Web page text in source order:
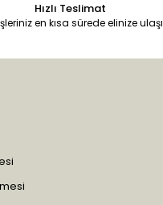
Hızlı Teslimat
en kısa sürede elinize